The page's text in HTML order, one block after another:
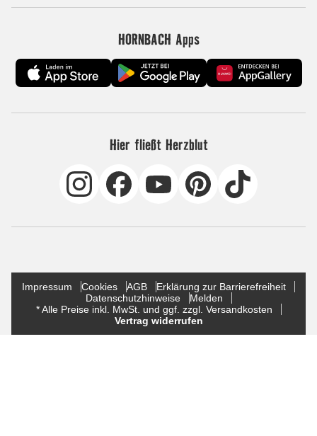
HORNBACH Apps
Hier fließt Herzblut
Impressum Cookies AGB
Erklärung zur Barrierefreiheit
Datenschutzhinweise
Melden
* Alle Preise inkl. MwSt. und ggf. zzgl. Versandkosten
Vertrag widerrufen